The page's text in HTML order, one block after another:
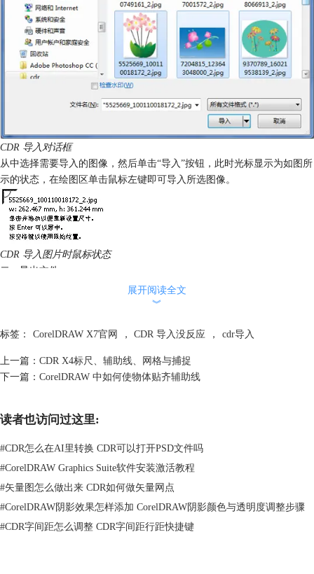
CDR 导入对话框
从中选择需要导入的图像，然后单击“导入”按钮，此时光标显示为如图所
示的状态，在绘图区单击鼠标左键即可导入所选图像。
CDR 导入图片时鼠标状态
二、导出文件。
使用导出功能，可以将在CorelDRAW X4中绘制好的图形输出为位图或其
他格式的文件。选择菜单栏中的“文件”→“导出”命令或在工具栏中单
展开阅读全文
︾
标签： CorelDRAW X7官网 ， CDR 导入没反应 ， cdr导入
上一篇： CDR X4标尺、辅助线、网格与捕捉
下一篇： CorelDRAW 中如何使物体贴齐辅助线
读者也访问过这里:
#CDR怎么在AI里转换 CDR可以打开PSD文件吗
#CorelDRAW Graphics Suite软件安装激活教程
#矢量图怎么做出来 CDR如何做矢量网点
#CorelDRAW阴影效果怎样添加 CorelDRAW阴影颜色与透明度调整步骤
#CDR字间距怎么调整 CDR字间距行距快捷键